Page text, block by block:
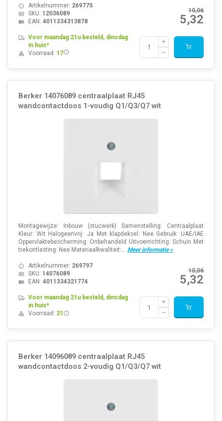
10,06
5,32
Artikelnummer: 269775
SKU: 12036089
EAN: 4011334313878
Voor maandag 21u besteld, dinsdag
in huis*
Voorraad: 17
Berker 14076089 centraalplaat RJ45
wandcontactdoos 1-voudig Q1/Q3/Q7 wit
Montagewijze: Inbouw (stucwerk) Samenstelling: Centraalplaat
Kleur: Wit Halogeenvrij: Ja Met klapdeksel: Nee Gebruik: UAE/IAE
Oppervlaktebescherming: Onbehandeld Uitvoerrichting: Schuin Met
trekontlasting: Nee Materiaalkwaliteit:... Meer informatie »
10,06
5,32
Artikelnummer: 269797
SKU: 14076089
EAN: 4011334321774
Voor maandag 21u besteld, dinsdag
in huis*
Voorraad: 21
Berker 14096089 centraalplaat RJ45
wandcontactdoos 2-voudig Q1/Q3/Q7 wit